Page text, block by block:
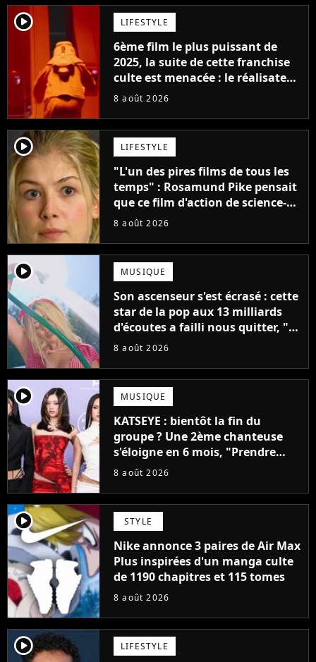
player2 LIFESTYLE
6ème film le plus puissant de
2025, la suite de cette franchise
culte est menacée : le réalisateur
claque la porte pour "différends
8 août 2026
player2 LIFESTYLE
"L'un des pires films de tous les
temps" : Rosamund Pike pensait
que ce film d'action de science-
fiction avec Dwayne Johnson
8 août 2026
player2 MUSIQUE
Son ascenseur s'est écrasé : cette
star de la pop aux 13 milliards
d'écoutes a failli nous quitter, "Je
pensais ne plus jamais chanter"
8 août 2026
player2 MUSIQUE
KATSEYE : bientôt la fin du
groupe ? Une 2ème chanteuse
s'éloigne en 6 mois, "Prendre
cette décision n’a pas été facile"
8 août 2026
player2 STYLE
Nike annonce 3 paires de Air Max
Plus inspirées d'un manga culte
de 1190 chapitres et 115 tomes
8 août 2026
player2 LIFESTYLE